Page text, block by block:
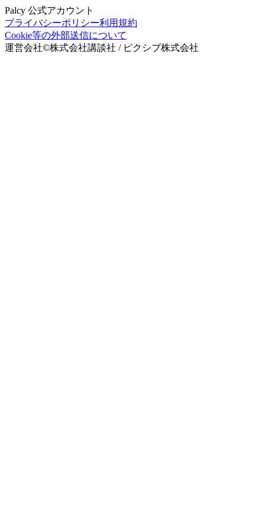
Palcy 公式アカウント
プライバシーポリシー利用規約
Cookie等の外部送信について
運営会社©株式会社講談社 / ピクシブ株式会社